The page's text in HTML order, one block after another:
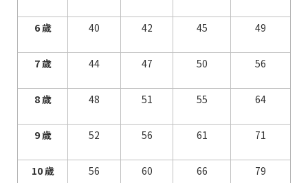
6 歲 40 42 45 49
7 歲 44 47 50 56
8 歲 48 51 55 64
9 歲 52 56 61 71
10 歲 56 60 66 79